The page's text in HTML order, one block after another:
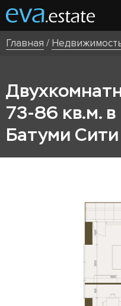
Главная /
73-86 кв.м.
Батуми Сити